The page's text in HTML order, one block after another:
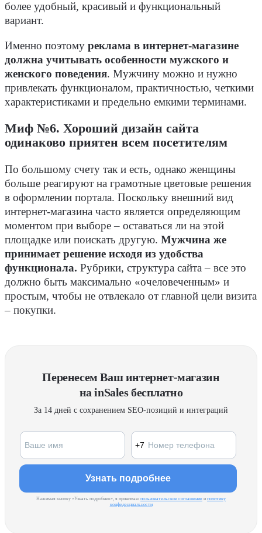
более удобный, красивый и функциональный
вариант.
Именно поэтому реклама в интернет-магазине
должна учитывать особенности мужского и
женского поведения. Мужчину можно и нужно
привлекать функционалом, практичностью, четкими
характеристиками и предельно емкими терминами.
Миф №6. Хороший дизайн сайта
одинаково приятен всем посетителям
По большому счету так и есть, однако женщины
больше реагируют на грамотные цветовые решения
в оформлении портала. Поскольку внешний вид
интернет-магазина часто является определяющим
моментом при выборе – оставаться ли на этой
площадке или поискать другую. Мужчина же
принимает решение исходя из удобства
функционала. Рубрики, структура сайта – все это
должно быть максимально «очеловеченным» и
простым, чтобы не отвлекало от главной цели визита
– покупки.
Перенесем Ваш интернет-магазин
на inSales бесплатно
За 14 дней с сохранением SEO-позиций и интеграций
Нажимая кнопку «Узнать подробнее», я принимаю пользовательское соглашение и политику
конфиденциальности